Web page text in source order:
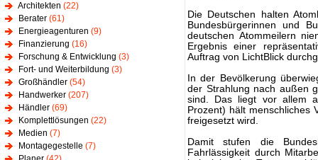
Architekten (22)
Berater (61)
Energieagenturen (9)
Finanzierung (16)
Forschung & Entwicklung (3)
Fort- und Weiterbildung (3)
Großhändler (54)
Handwerker (207)
Händler (69)
Komplettlösungen (22)
Medien (7)
Montagegestelle (7)
Die Deutschen halten
Bundesbürgerinnen und
deutschen Atommeilern
Ergebnis einer
Auftrag von LichtBlick
In der Bevölkerung
der Strahlung nach außen
sind. Das liegt vor allem
Prozent) hält menschliches
freigesetzt wird.
Damit stufen die
Fahrlässigkeit durch